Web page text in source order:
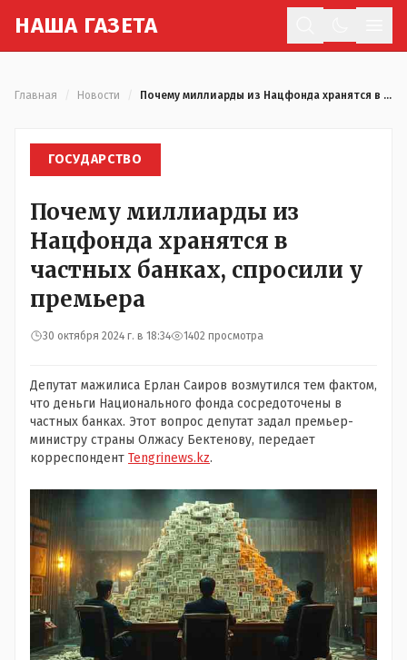
НАША ГАЗЕТА
Главная Новости Почему миллиарды из Нацфонда хранятся в частных банках, спросили у премьера
ГОСУДАРСТВО
Почему миллиарды из
Нацфонда хранятся в
частных банках, спросили у
премьера
30 октября 2024 г. в 18:34 1402 просмотра
Депутат мажилиса Ерлан Саиров возмутился тем фактом,
что деньги Национального фонда сосредоточены в
частных банках. Этот вопрос депутат задал премьер-
министру страны Олжасу Бектенову, передает
корреспондент Tengrinews.kz.